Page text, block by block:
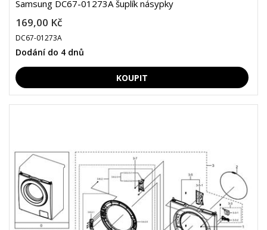
Samsung DC67-01273A šuplík násypky
169,00 Kč
DC67-01273A
Dodání do 4 dnů